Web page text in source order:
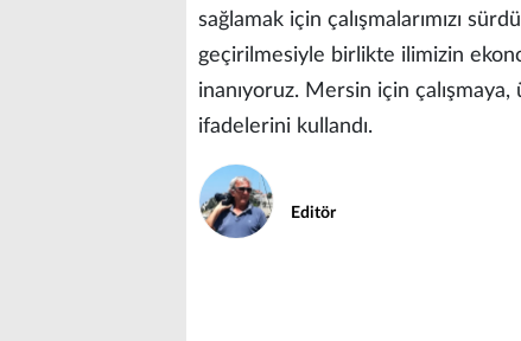
sağlamak için çalışmalarımızı
geçirilmesiyle birlikte ilimizin
inanıyoruz. Mersin için
ifadelerini kullandı.
Editör